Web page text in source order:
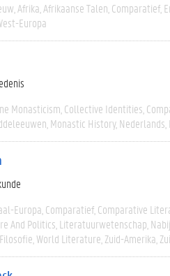
Afrika Afrikaanse Talen Comparatief
Europa
Monasticism Collective Identities
Monastic History Nederlands
Europa Comparatief Comparative
And Politics Literatuurwetenschap
World Literature Zuid-Amerika